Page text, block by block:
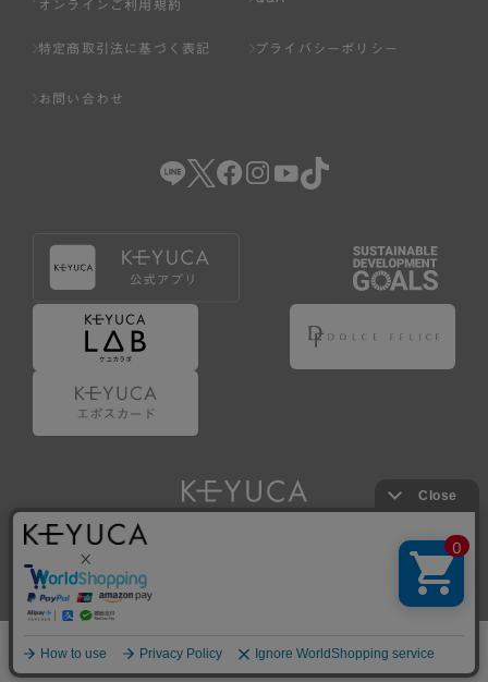
オンラインご利用規約
特定商取引法に基づく表記 プライバシーポリシー
お問い合わせ
Copyright © KAWAJUN Co., Ltd. All Rights Reserved.